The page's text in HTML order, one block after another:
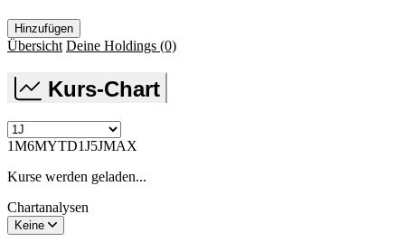
Hinzufügen
Übersicht Deine Holdings (0)
Kurs-Chart
1M6MYTD1J5JMAX
Kurse werden geladen...
Chartanalysen
Keine